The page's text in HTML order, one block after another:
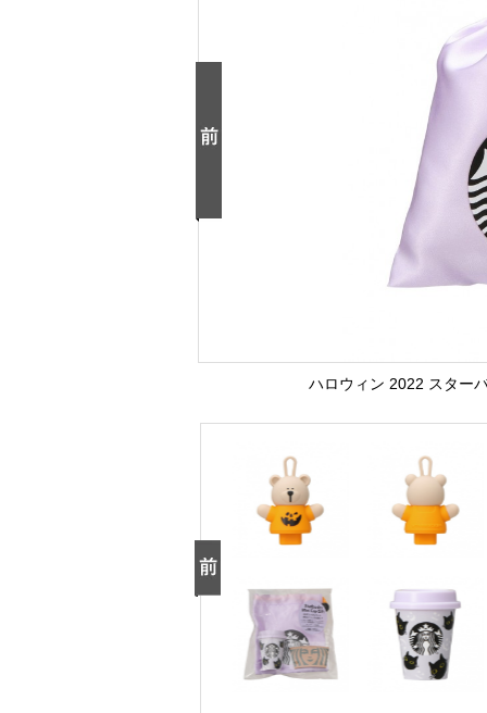
ハロウィン 2022 スター